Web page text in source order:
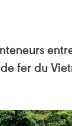
fer du